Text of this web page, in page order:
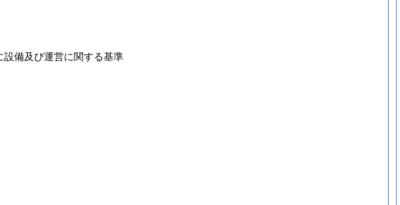
備及び運営に関する基準